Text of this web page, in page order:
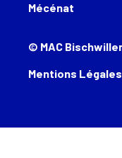
Mécénat
© MAC Bischwiller
Mentions Légales